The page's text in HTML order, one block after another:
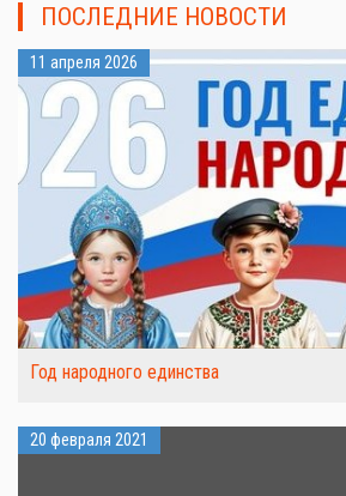
ПОСЛЕДНИЕ НОВОСТИ
11 апреля 2026
Год народного единства
20 февраля 2021